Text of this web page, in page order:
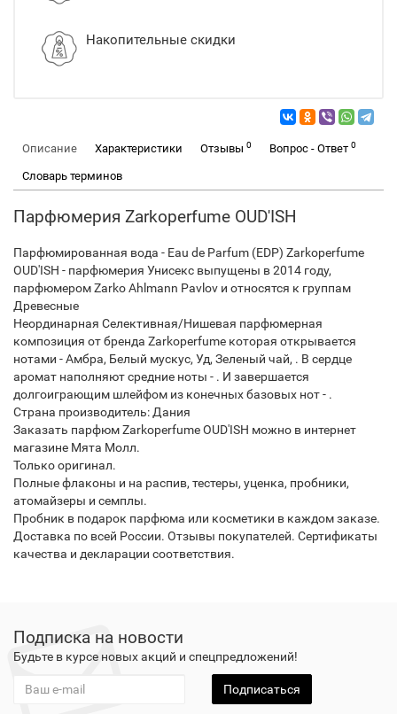
Накопительные скидки
Описание Характеристики Отзывы 0 Вопрос - Ответ 0
Словарь терминов
Парфюмерия Zarkoperfume OUD'ISH
Парфюмированная вода - Eau de Parfum (EDP) Zarkoperfume
OUD'ISH - парфюмерия Унисекс выпущены в 2014 году,
парфюмером Zarko Ahlmann Pavlov и относятся к группам
Древесные
Неординарная Селективная/Нишевая парфюмерная
композиция от бренда Zarkoperfume которая открывается
нотами - Амбра, Белый мускус, Уд, Зеленый чай, . В сердце
аромат наполняют средние ноты - . И завершается
долгоиграющим шлейфом из конечных базовых нот - .
Страна производитель: Дания
Заказать парфюм Zarkoperfume OUD'ISH можно в интернет
магазине Мята Молл.
Только оригинал.
Полные флаконы и на распив, тестеры, уценка, пробники,
атомайзеры и семплы.
Пробник в подарок парфюма или косметики в каждом заказе.
Доставка по всей России. Отзывы покупателей. Сертификаты
качества и декларации соответствия.
Подписка на новости
Будьте в курсе новых акций и спецпредложений!
Подписаться